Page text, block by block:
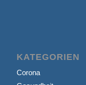
KATEGORIEN
Corona